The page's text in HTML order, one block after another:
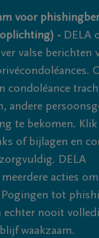
voor
- DELA
valse berichten
condoléance
andere
te bekomen.
of bijlagen en
DELA
acties
tot
echter nooit
waakzaam.